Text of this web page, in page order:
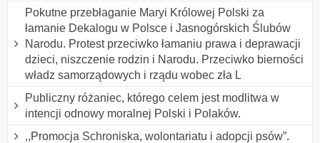
Pokutne przebłaganie Maryi Królowej Polski za
łamanie Dekalogu w Polsce i Jasnogórskich Ślubów
Narodu. Protest przeciwko łamaniu prawa i deprawacji
dzieci, niszczenie rodzin i Narodu. Przeciwko bierności
władz samorządowych i rządu wobec zła L
Publiczny różaniec, którego celem jest modlitwa w
intencji odnowy moralnej Polski i Polaków.
,,Promocja Schroniska, wolontariatu i adopcji psów”.